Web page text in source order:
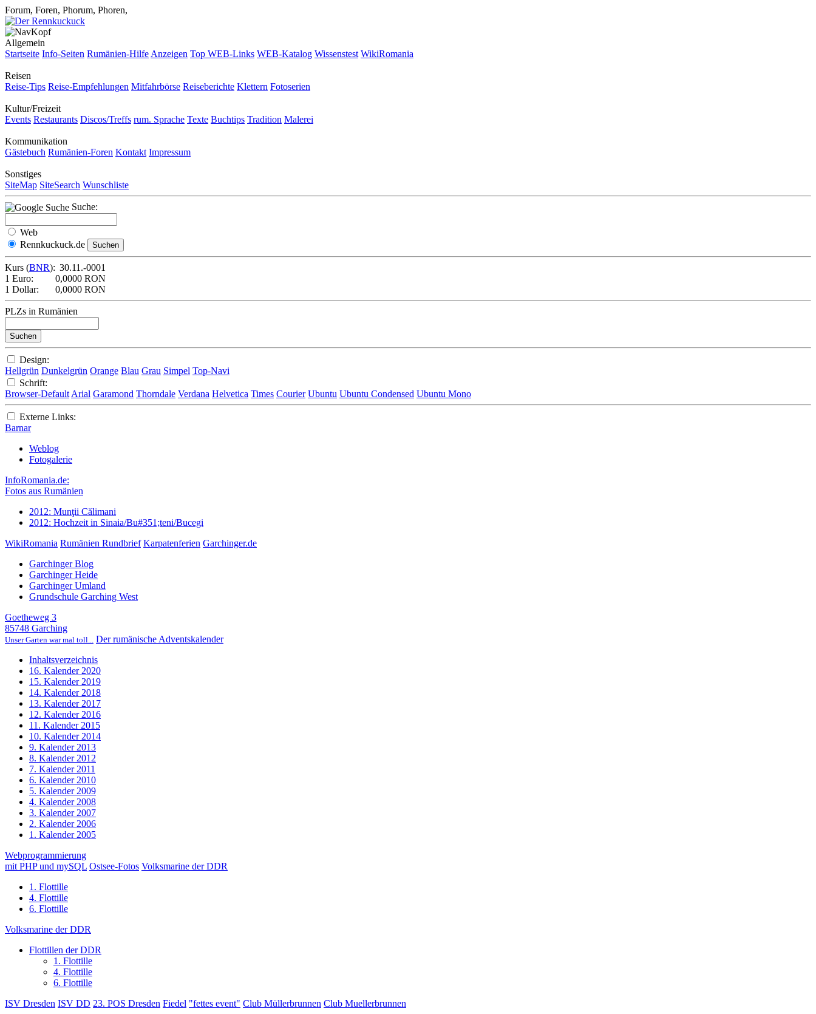
Forum, Foren, Phorum, Phoren,
Allgemein
Startseite Info-Seiten Rumänien-Hilfe Anzeigen Top WEB-Links WEB-Katalog Wissenstest WikiRomania
Reisen
Reise-Tips Reise-Empfehlungen Mitfahrbörse Reiseberichte Klettern Fotoserien
Kultur/Freizeit
Events Restaurants Discos/Treffs rum. Sprache Texte Buchtips Tradition Malerei
Kommunikation
Gästebuch Rumänien-Foren Kontakt Impressum
Sonstiges
SiteMap SiteSearch Wunschliste
Suche:
Web
Rennkuckuck.de
Kurs (BNR): 30.11.-0001
1 Euro:
0,0000 RON
1 Dollar:
0,0000 RON
PLZs in Rumänien
Design:
Hellgrün Dunkelgrün Orange Blau Grau Simpel Top-Navi
Schrift:
Browser-Default Arial Garamond Thorndale Verdana Helvetica Times Courier Ubuntu Ubuntu Condensed Ubuntu Mono
Externe Links:
Barnar
Weblog
Fotogalerie
InfoRomania.de:
Fotos aus Rumänien
2012: Munţii Călimani
2012: Hochzeit in Sinaia/Bu#351;teni/Bucegi
WikiRomania Rumänien Rundbrief Karpatenferien Garchinger.de
Garchinger Blog
Garchinger Heide
Garchinger Umland
Grundschule Garching West
Goetheweg 3
85748 Garching
Unser Garten war mal toll... Der rumänische Adventskalender
Inhaltsverzeichnis
16. Kalender 2020
15. Kalender 2019
14. Kalender 2018
13. Kalender 2017
12. Kalender 2016
11. Kalender 2015
10. Kalender 2014
9. Kalender 2013
8. Kalender 2012
7. Kalender 2011
6. Kalender 2010
5. Kalender 2009
4. Kalender 2008
3. Kalender 2007
2. Kalender 2006
1. Kalender 2005
Webprogrammierung
mit PHP und mySQL Ostsee-Fotos Volksmarine der DDR
1. Flottille
4. Flottille
6. Flottille
Volksmarine der DDR
Flottillen der DDR
1. Flottille
4. Flottille
6. Flottille
ISV Dresden ISV DD 23. POS Dresden Fiedel "fettes event" Club Müllerbrunnen Club Muellerbrunnen